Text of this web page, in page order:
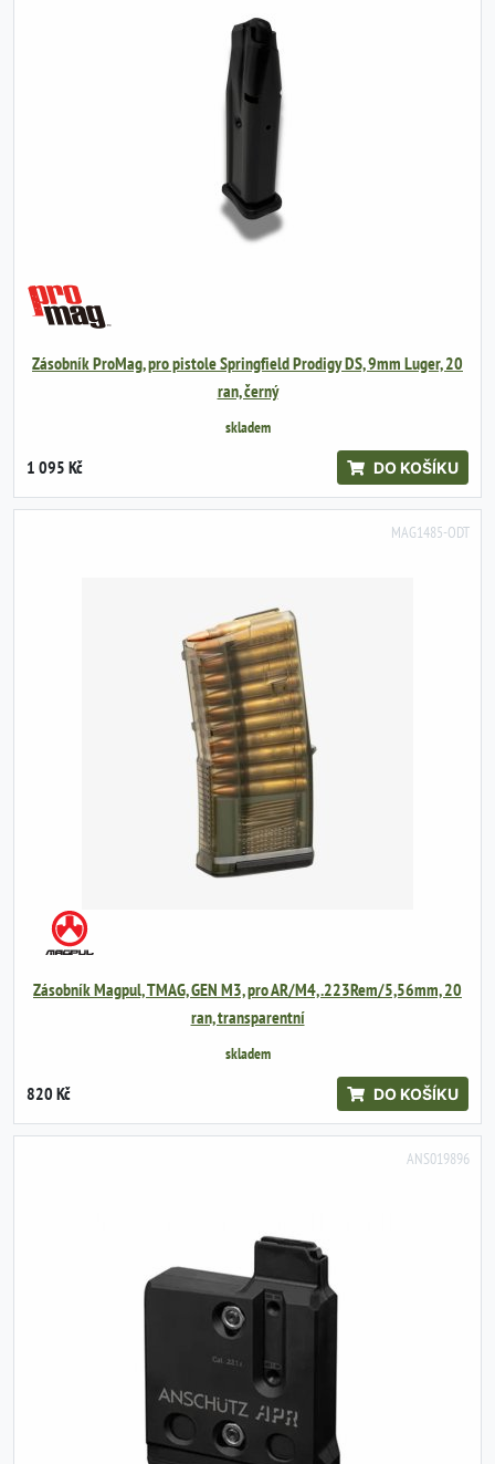
Zásobník ProMag, pro pistole Springfield Prodigy DS, 9mm Luger, 20
ran, černý
skladem
1 095 Kč DO KOŠÍKU
MAG1485-ODT
Zásobník Magpul, TMAG, GEN M3, pro AR/M4, .223Rem/5,56mm, 20
ran, transparentní
skladem
820 Kč DO KOŠÍKU
ANS019896